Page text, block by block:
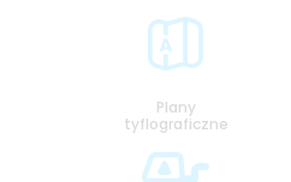
Plany
tyflograficzne